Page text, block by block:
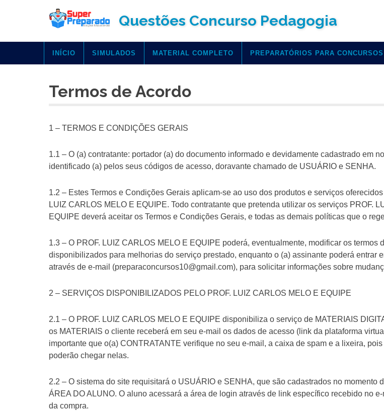
Questões Concurso Pedagogia
INÍCIO SIMULADOS MATERIAL COMPLETO PREPARATÓRIOS PARA CONCURSOS
Termos de Acordo
1 – TERMOS E CONDIÇÕES GERAIS
1.1 – O (a) contratante: portador (a) do documento informado e devidamente cadastrado em
identificado (a) pelos seus códigos de acesso, doravante chamado de USUÁRIO e SENHA.
1.2 – Estes Termos e Condições Gerais aplicam-se ao uso dos produtos e serviços
LUIZ CARLOS MELO E EQUIPE. Todo contratante que pretenda utilizar os serviços PROF.
EQUIPE deverá aceitar os Termos e Condições Gerais, e todas as demais políticas que o
1.3 – O PROF. LUIZ CARLOS MELO E EQUIPE poderá, eventualmente, modificar os termos
disponibilizados para melhorias do serviço prestado, enquanto o (a) assinante poderá entrar
através de e-mail (preparaconcursos10@gmail.com), para solicitar informações sobre
2 – SERVIÇOS DISPONIBILIZADOS PELO PROF. LUIZ CARLOS MELO E EQUIPE
2.1 – O PROF. LUIZ CARLOS MELO E EQUIPE disponibiliza o serviço de MATERIAIS
os MATERIAIS o cliente receberá em seu e-mail os dados de acesso (link da plataforma
importante que o(a) CONTRATANTE verifique no seu e-mail, a caixa de spam e a lixeira,
poderão chegar nelas.
2.2 – O sistema do site requisitará o USUÁRIO e SENHA, que são cadastrados no momento
ÁREA DO ALUNO. O aluno acessará a área de login através de link específico recebido no
da compra.